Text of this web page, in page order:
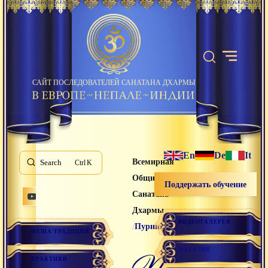
САЙТ ПОСЛЕДОВАТЕЛЕЙ САНАТАНА ДХАРМЫ
Search K
НАША ТРАДИЦИЯ
ПРАКТИКИ
Всемирная
Община
Санатана
Дхармы
/Пурнима
En De It
Поддержать обучение
ВИДЕОГАЛЕРЕЯ
МАГАЗИН